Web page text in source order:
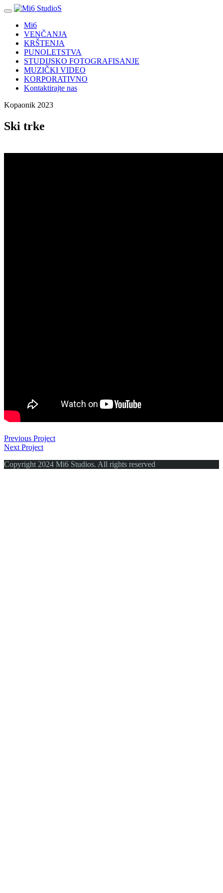
Mi6
VENČANJA
KRŠTENJA
PUNOLETSTVA
STUDIJSKO FOTOGRAFISANJE
MUZIČKI VIDEO
KORPORATIVNO
Kontaktirajte nas
Kopaonik 2023
Ski trke
Previous Project
Next Project
Copyright 2024 Mi6 Studios. All rights reserved